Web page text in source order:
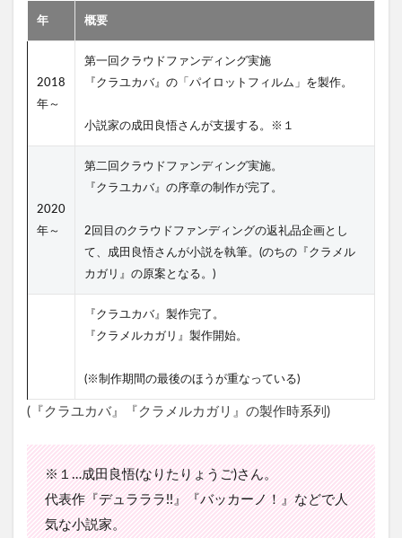
年 概要
2018
年～
第一回クラウドファンディング実施
『クラユカバ』の「パイロットフィルム」を製作。
小説家の成田良悟さんが支援する。※１
2020
年～
第二回クラウドファンディング実施。
『クラユカバ』の序章の制作が完了。
2回目のクラウドファンディングの返礼品企画とし
て、成田良悟さんが小説を執筆。(のちの『クラメル
カガリ』の原案となる。)
『クラユカバ』製作完了。
『クラメルカガリ』製作開始。
(※制作期間の最後のほうが重なっている)
(『クラユカバ』『クラメルカガリ』の製作時系列)
※１…成田良悟(なりたりょうご)さん。
代表作『デュラララ!!』『バッカーノ！』などで人
気な小説家。